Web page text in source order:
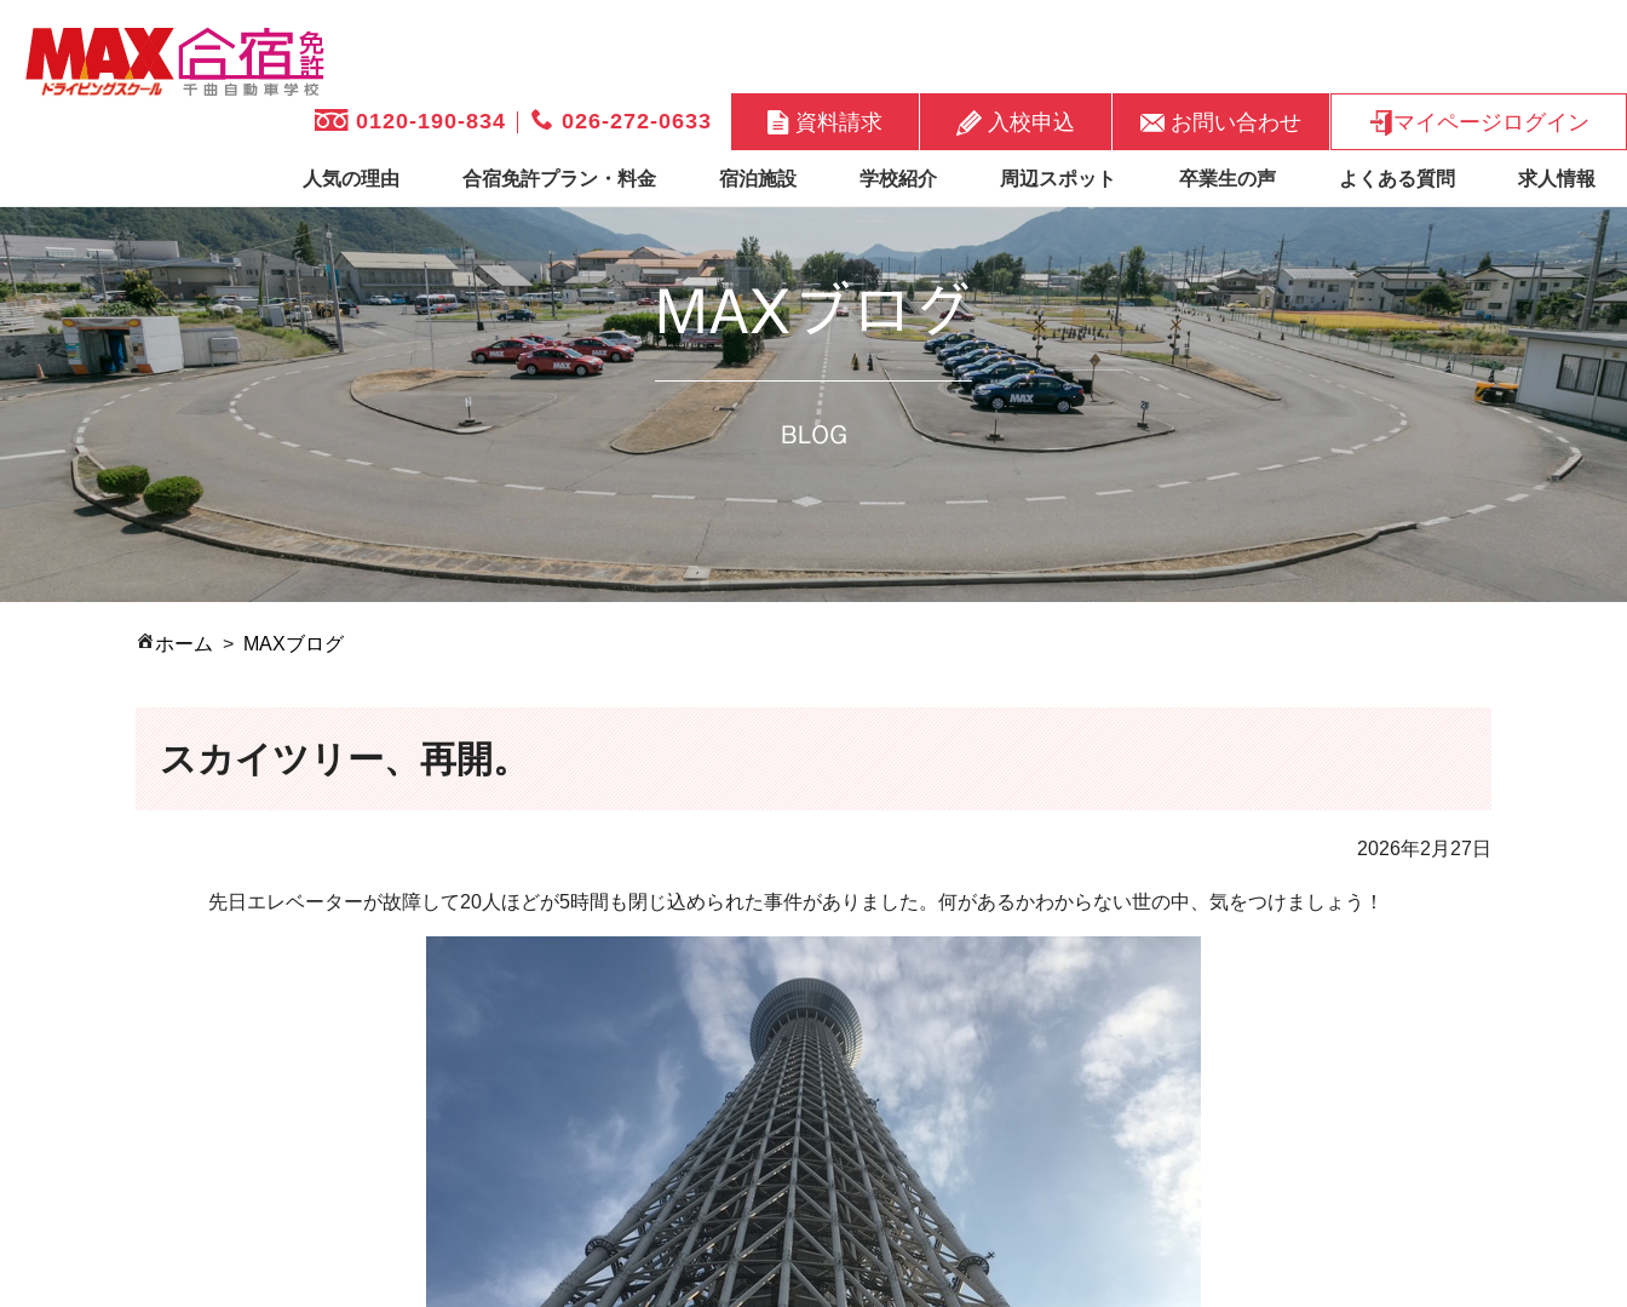
0120-190-834 026-272-0633 資料請求 入校申込 お問い合わせ マイページログイン
人気の理由 合宿免許プラン・料金 宿泊施設 学校紹介 周辺スポット 卒業生の声 よくある質問 求人情報
MAXブログ
BLOG
ホーム MAXブログ
スカイツリー、再開。
2026年2月27日
先日エレベーターが故障して20人ほどが5時間も閉じ込められた事件がありました。何があるかわからない世の中、気をつけましょう！